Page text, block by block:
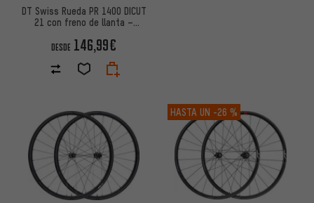
DT Swiss Rueda PR 1400 DICUT
21 con freno de llanta –
DESDE 146,99€
HASTA UN -26 %